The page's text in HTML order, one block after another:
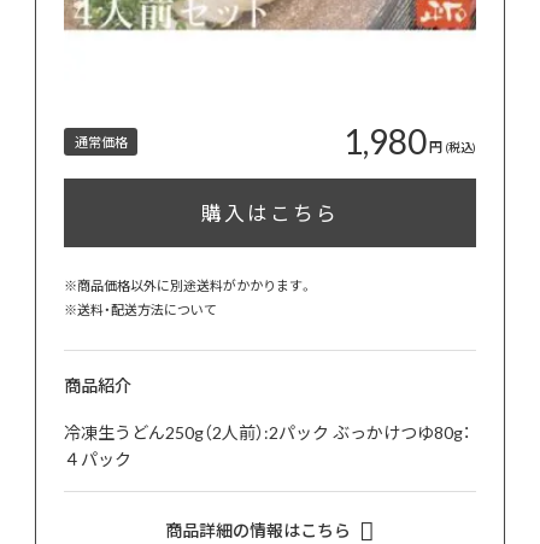
通常価格 1,980円 (税込)
購入はこちら
※商品価格以外に別途送料がかかります。
※送料・配送方法について
商品紹介
冷凍生うどん250g（2人前）:2パック ぶっかけつゆ80g：
４パック
商品詳細の情報はこちら